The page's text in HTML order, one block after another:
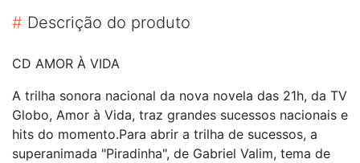
# Descrição do produto
CD AMOR À VIDA
A trilha sonora nacional da nova novela das 21h, da TV
Globo, Amor à Vida, traz grandes sucessos nacionais e
hits do momento.Para abrir a trilha de sucessos, a
superanimada "Piradinha", de Gabriel Valim, tema de